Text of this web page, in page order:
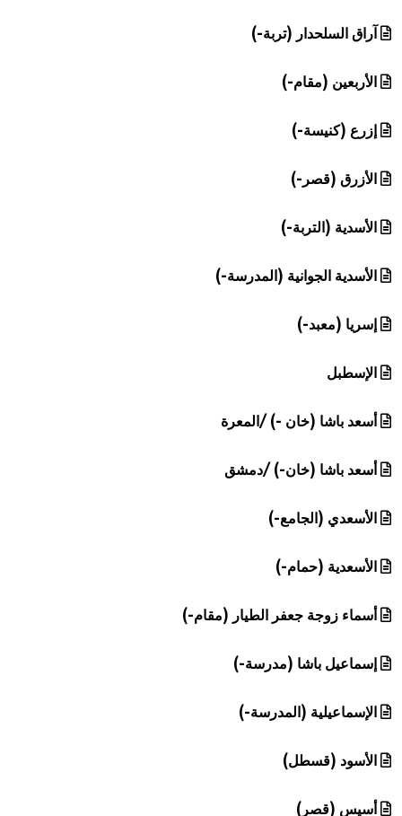
آراق السلحدار (تربة-)
الأربعين (مقام-)
إزرع (كنيسة-)
الأزرق (قصر-)
الأسدية (التربة-)
الأسدية الجوانية (المدرسة-)
إسريا (معبد-)
الإسطبل
أسعد باشا (خان -) /المعرة
أسعد باشا (خان-) /دمشق
الأسعدي (الجامع-)
الأسعدية (حمام-)
أسماء زوجة جعفر الطيار (مقام-)
إسماعيل باشا (مدرسة-)
الإسماعيلية (المدرسة-)
الأسود (قسطل)
أسيس (قصر)